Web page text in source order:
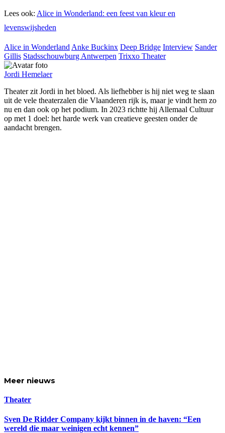
Lees ook: Alice in Wonderland: een feest van kleur en
levenswijsheden
Alice in Wonderland Anke Buckinx Deep Bridge Interview Sander
Gillis Stadsschouwburg Antwerpen Trixxo Theater
Jordi Hemelaer
Theater zit Jordi in het bloed. Als liefhebber is hij niet weg te slaan
uit de vele theaterzalen die Vlaanderen rijk is, maar je vindt hem zo
nu en dan ook op het podium. In 2023 richtte hij Allemaal Cultuur
op met 1 doel: het harde werk van creatieve geesten onder de
aandacht brengen.
Meer nieuws
Theater
Sven De Ridder Company kijkt binnen in de haven: “Een
wereld die maar weinigen echt kennen”